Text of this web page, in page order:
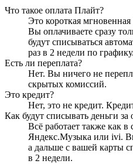
Что такое оплата Плайт?
Это короткая мгновенная
Вы оплачиваете сразу
будут списываться
раз в 2 недели по графику.
Есть ли переплата?
Нет. Вы ничего не
скрытых комиссий.
Это кредит?
Нет, это не кредит.
Как будут списывать деньги за
Всё работает также как
Яндекс.Музыка или ivi.
а дальше с вашей карты
в 2 недели.